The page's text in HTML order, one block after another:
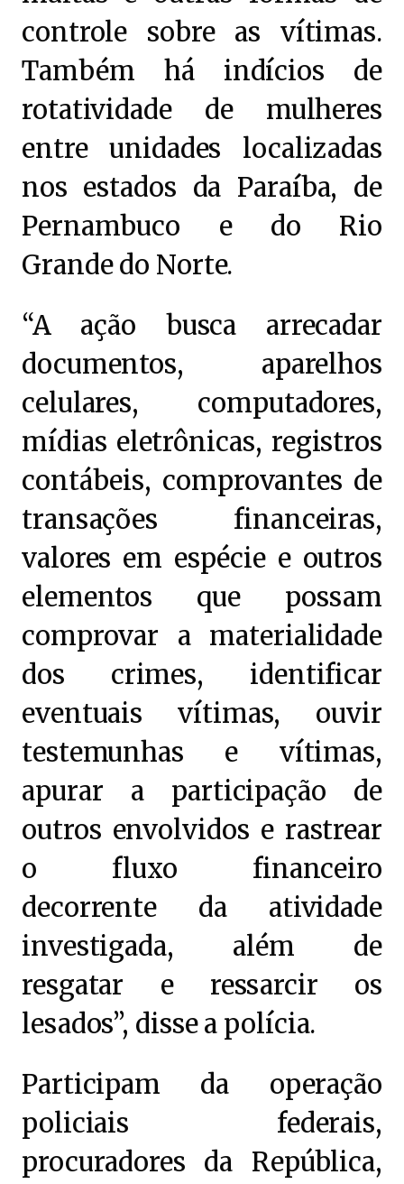
controle sobre as vítimas.
Também há indícios de
rotatividade de mulheres
entre unidades localizadas
nos estados da Paraíba, de
Pernambuco e do Rio
Grande do Norte.
“A ação busca arrecadar
documentos, aparelhos
celulares, computadores,
mídias eletrônicas, registros
contábeis, comprovantes de
transações financeiras,
valores em espécie e outros
elementos que possam
comprovar a materialidade
dos crimes, identificar
eventuais vítimas, ouvir
testemunhas e vítimas,
apurar a participação de
outros envolvidos e rastrear
o fluxo financeiro
decorrente da atividade
investigada, além de
resgatar e ressarcir os
lesados”, disse a polícia.
Participam da operação
policiais federais,
procuradores da República,